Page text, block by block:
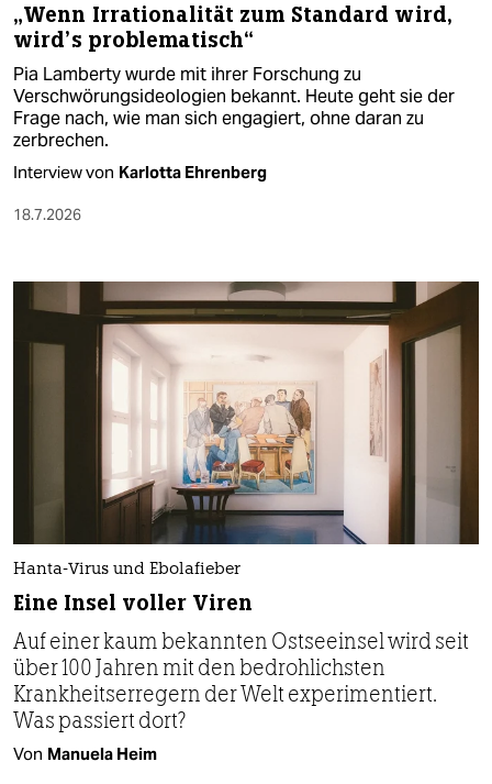
„Wenn Irrationalität zum Standard wird,
wird’s problematisch“
Pia Lamberty wurde mit ihrer Forschung zu
Verschwörungsideologien bekannt. Heute geht sie der
Frage nach, wie man sich engagiert, ohne daran zu
zerbrechen.
Interview von Karlotta Ehrenberg
18.7.2026
Hanta-Virus und Ebolafieber
Eine Insel voller Viren
Auf einer kaum bekannten Ostseeinsel wird seit
über 100 Jahren mit den bedrohlichsten
Krankheitserregern der Welt experimentiert.
Was passiert dort?
Von Manuela Heim